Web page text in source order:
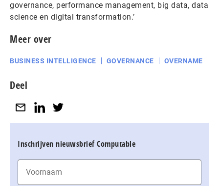
governance, performance management, big data, data
science en digital transformation.’
Meer over
BUSINESS INTELLIGENCE GOVERNANCE OVERNAME
Deel
Inschrijven nieuwsbrief Computable